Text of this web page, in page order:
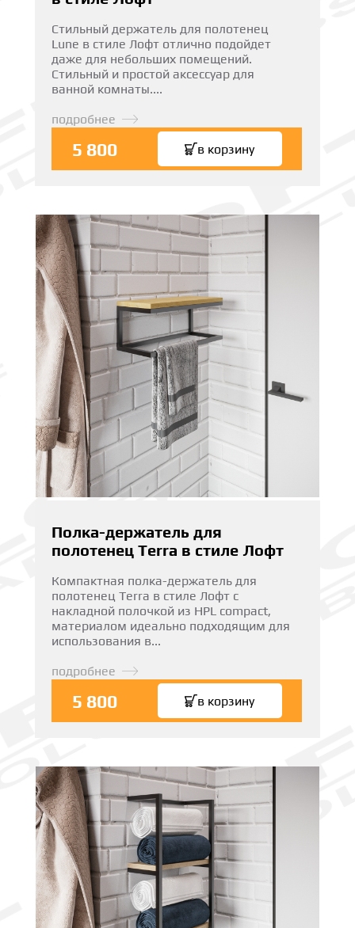
Стильный держатель для полотенец
Lune в стиле Лофт отлично подойдет
даже для небольших помещений.
Стильный и простой аксессуар для
ванной комнаты....
подробнее
5 800 в корзину
Полка-держатель для
полотенец Terra в стиле Лофт
Компактная полка-держатель для
полотенец Terra в стиле Лофт с
накладной полочкой из HPL compact,
материалом идеально подходящим для
использования в...
подробнее
5 800 в корзину